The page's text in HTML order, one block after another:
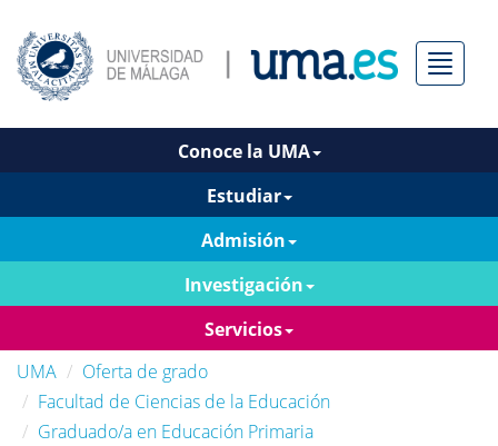
Menú
Conoce la UMA
Estudiar
Admisión
Investigación
Servicios
UMA
Oferta de grado
Facultad de Ciencias de la Educación
Graduado/a en Educación Primaria